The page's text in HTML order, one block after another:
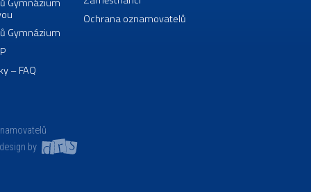
Gymnázium
– FAQ
Ochrana oznamovatelů
by